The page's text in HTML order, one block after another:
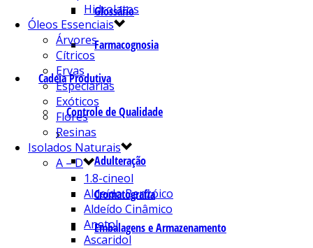
Glossário
Farmacognosia
Cadeia Produtiva
Controle de Qualidade
Adulteração
Cromatografia
Embalagens e Armazenamento
Hidrolatos
Óleos Essenciais
Árvores
Cítricos
Ervas
Especiarias
Exóticos
Flores
Resinas
Isolados Naturais
A – D
1.8-cineol
Aldeído Benzóico
Aldeído Cinâmico
Anetol
Ascaridol